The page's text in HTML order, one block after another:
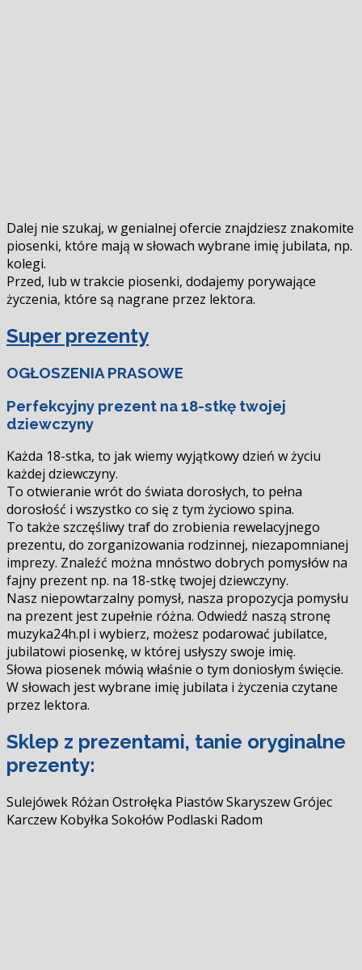
Dalej nie szukaj, w genialnej ofercie znajdziesz znakomite
piosenki, które mają w słowach wybrane imię jubilata, np.
kolegi.
Przed, lub w trakcie piosenki, dodajemy porywające
życzenia, które są nagrane przez lektora.
Super prezenty
OGŁOSZENIA PRASOWE
Perfekcyjny prezent na 18-stkę twojej
dziewczyny
Każda 18-stka, to jak wiemy wyjątkowy dzień w życiu
każdej dziewczyny.
To otwieranie wrót do świata dorosłych, to pełna
dorosłość i wszystko co się z tym życiowo spina.
To także szczęśliwy traf do zrobienia rewelacyjnego
prezentu, do zorganizowania rodzinnej, niezapomnianej
imprezy. Znaleźć można mnóstwo dobrych pomysłów na
fajny prezent np. na 18-stkę twojej dziewczyny.
Nasz niepowtarzalny pomysł, nasza propozycja pomysłu
na prezent jest zupełnie różna. Odwiedź naszą stronę
muzyka24h.pl i wybierz, możesz podarować jubilatce,
jubilatowi piosenkę, w której usłyszy swoje imię.
Słowa piosenek mówią właśnie o tym doniosłym święcie.
W słowach jest wybrane imię jubilata i życzenia czytane
przez lektora.
Sklep z prezentami, tanie oryginalne
prezenty:
Sulejówek Różan Ostrołęka Piastów Skaryszew Grójec
Karczew Kobyłka Sokołów Podlaski Radom